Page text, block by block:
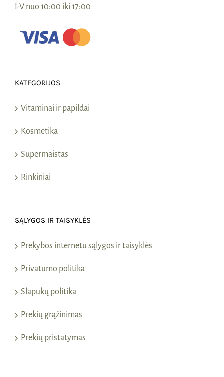
I-V nuo 10:00 iki 17:00
KATEGORIJOS
Vitaminai ir papildai
Kosmetika
Supermaistas
Rinkiniai
SĄLYGOS IR TAISYKLĖS
Prekybos internetu sąlygos ir taisyklės
Privatumo politika
Slapukų politika
Prekių grąžinimas
Prekių pristatymas